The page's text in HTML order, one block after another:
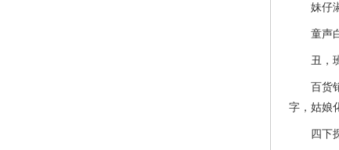
妹仔淑
童声白
丑，班
百货销
字，姑娘
四下探